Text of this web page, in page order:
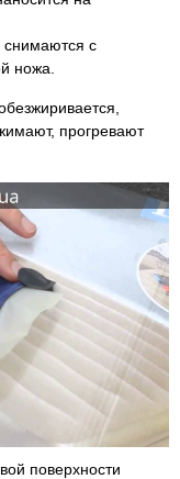
снимаются с
ножа.
прогревают
поверхности